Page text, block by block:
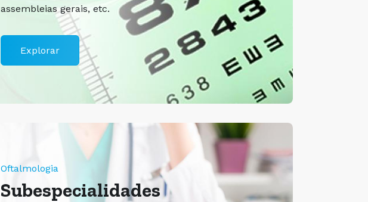
assembleias gerais, etc.
Explorar
Oftalmologia
Subespecialidades